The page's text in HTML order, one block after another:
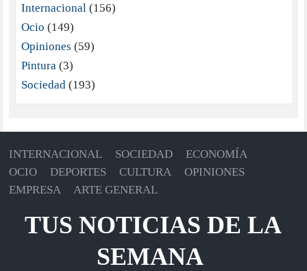
Internacional(156)
Ocio (149)
Opiniones (59)
Pintura(3)
Sociedad(193)
INTERNACIONAL SOCIEDAD
ECONOMÍA
OCIO
DEPORTES CULTURA
OPINIONES
EMPRESA
ARTE GENERAL
TUS NOTICIAS DE LA
SEMANA